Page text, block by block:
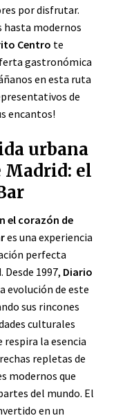
por disfrutar.
hasta modernos
Centro te
gastronómica
en esta ruta
de
encantos!
urbana
Madrid: el
el corazón de
es una experiencia
perfecta
1997, Diario
evolución de este
sus rincones
culturales
respira la esencia
repletas de
modernos que
del mundo. El
en un